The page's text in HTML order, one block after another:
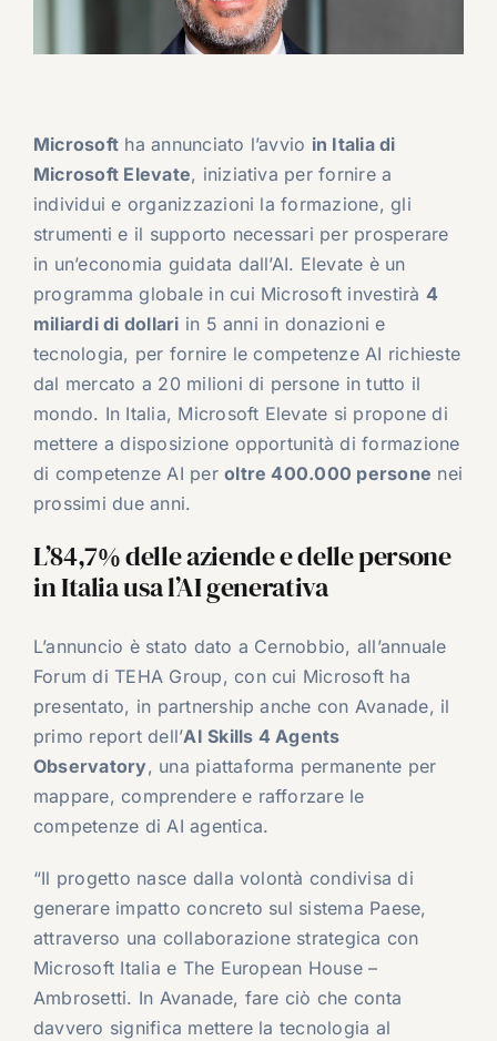
Microsoft ha annunciato l’avvio in Italia di
Microsoft Elevate, iniziativa per fornire a
individui e organizzazioni la formazione, gli
strumenti e il supporto necessari per prosperare
in un’economia guidata dall’AI. Elevate è un
programma globale in cui Microsoft investirà 4
miliardi di dollari in 5 anni in donazioni e
tecnologia, per fornire le competenze AI richieste
dal mercato a 20 milioni di persone in tutto il
mondo. In Italia, Microsoft Elevate si propone di
mettere a disposizione opportunità di formazione
di competenze AI peroltre 400.000 persone nei
prossimi due anni.
L’84,7% delle aziende e delle persone
in Italia usa l’AI generativa
L’annuncio è stato dato a Cernobbio, all’annuale
Forum di TEHA Group, con cui Microsoft ha
presentato, in partnership anche con Avanade, il
primo report dell’AI Skills 4 Agents
Observatory, una piattaforma permanente per
mappare, comprendere e rafforzare le
competenze di AI agentica.
“Il progetto nasce dalla volontà condivisa di
generare impatto concreto sul sistema Paese,
attraverso una collaborazione strategica con
Microsoft Italia e The European House –
Ambrosetti. In Avanade, fare ciò che conta
davvero significa mettere la tecnologia al